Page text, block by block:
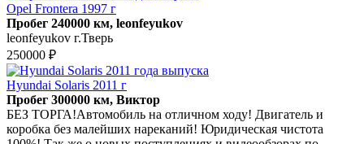
Opel Frontera 1997 г
Пробег 240000 км, leonfeyukov
leonfeyukov г.Тверь
250000 ₽
Hyundai Solaris 2011 г
Пробег 300000 км, Виктор
БЕЗ ТОРГА!Автомобиль на отличном ходу! Двигатель и
коробка без малейших нареканий! Юридическая чистота